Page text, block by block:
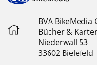
BVA BikeMedia
Bücher &
Niederwall 53
33602 Bielefeld